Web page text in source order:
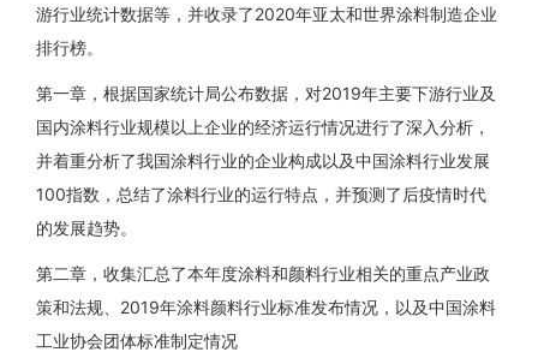
游行业统计数据等，并收录了2020年亚太和世界涂料制造企业
排行榜。
第一章，根据国家统计局公布数据，对2019年主要下游行业及
国内涂料行业规模以上企业的经济运行情况进行了深入分析，
并着重分析了我国涂料行业的企业构成以及中国涂料行业发展
100指数，总结了涂料行业的运行特点，并预测了后疫情时代
的发展趋势。
第二章，收集汇总了本年度涂料和颜料行业相关的重点产业政
策和法规、2019年涂料颜料行业标准发布情况，以及中国涂料
工业协会团体标准制定情况